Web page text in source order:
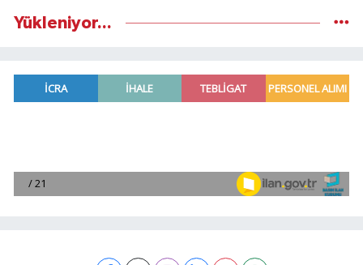
Yükleniyor...